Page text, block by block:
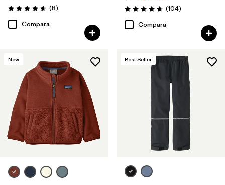
Valoración: 4.6 / 5
(8Comentarios
)
Compara
Valoración: 4.7 / 5
(104Comentarios
)
Compara
New Best Seller